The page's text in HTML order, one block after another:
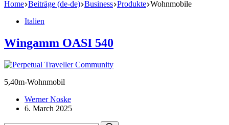
Home Beiträge (de-de) Business Produkte Wohnmobile
Italien
Wingamm OASI 540
5,40m-Wohnmobil
Werner Noske
6. March 2025